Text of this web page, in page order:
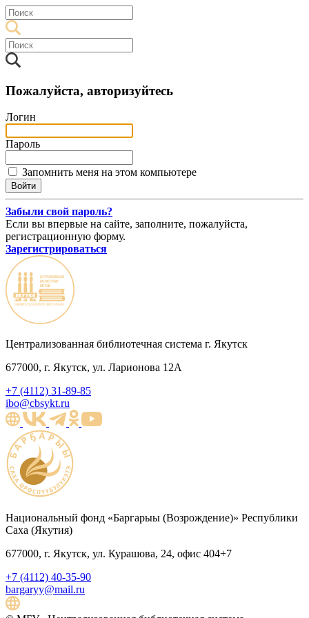
Пожалуйста, авторизуйтесь
Логин
Пароль
Запомнить меня на этом компьютере
Забыли свой пароль?
Если вы впервые на сайте, заполните, пожалуйста,
регистрационную форму.
Зарегистрироваться
Централизованная библиотечная система г. Якутск
677000, г. Якутск, ул. Ларионова 12А
+7 (4112) 31-89-85
ibo@cbsykt.ru
Национальный фонд «Баргарыы (Возрождение)» Республики
Саха (Якутия)
677000, г. Якутск, ул. Курашова, 24, офис 404+7
+7 (4112) 40-35-90
bargaryy@mail.ru